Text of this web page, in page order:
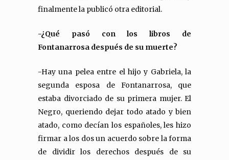
finalmente la publicó otra editorial.
-¿Qué pasó con los libros de
Fontanarrosa después de su muerte?
-Hay una pelea entre el hijo y Gabriela, la
segunda esposa de Fontanarrosa, que
estaba divorciado de su primera mujer. El
Negro, queriendo dejar todo atado y bien
atado, como decían los españoles, les hizo
firmar a los dos un acuerdo sobre la forma
de dividir los derechos después de su